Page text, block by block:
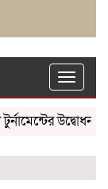
Toggle
উদ্বোধন